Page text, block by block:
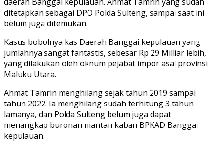
ditetapkan sebagai DPO Polda Sulteng, sampai saat ini
belum juga ditemukan.
Kasus bobolnya kas Daerah Banggai kepulauan yang
jumlahnya sangat fantastis, sebesar Rp 29 Milliar lebih,
yang dilakukan oleh oknum pejabat impor asal provinsi
Maluku Utara.
Ahmat Tamrin menghilang sejak tahun 2019 sampai
tahun 2022. Ia menghilang sudah terhitung 3 tahun
lamanya, dan Polda Sulteng belum juga dapat
menangkap buronan mantan kaban BPKAD Banggai
kepulauan.